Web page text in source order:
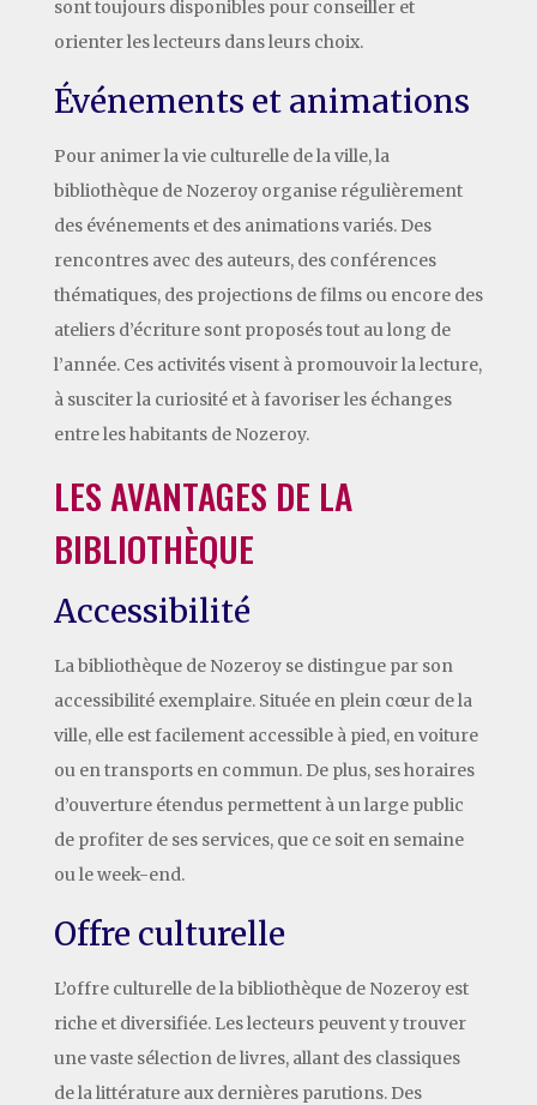
sont toujours disponibles pour conseiller et
orienter les lecteurs dans leurs choix.
Événements et animations
Pour animer la vie culturelle de la ville, la
bibliothèque de Nozeroy organise régulièrement
des événements et des animations variés. Des
rencontres avec des auteurs, des conférences
thématiques, des projections de films ou encore des
ateliers d’écriture sont proposés tout au long de
l’année. Ces activités visent à promouvoir la lecture,
à susciter la curiosité et à favoriser les échanges
entre les habitants de Nozeroy.
LES AVANTAGES DE LA
BIBLIOTHÈQUE
Accessibilité
La bibliothèque de Nozeroy se distingue par son
accessibilité exemplaire. Située en plein cœur de la
ville, elle est facilement accessible à pied, en voiture
ou en transports en commun. De plus, ses horaires
d’ouverture étendus permettent à un large public
de profiter de ses services, que ce soit en semaine
ou le week-end.
Offre culturelle
L’offre culturelle de la bibliothèque de Nozeroy est
riche et diversifiée. Les lecteurs peuvent y trouver
une vaste sélection de livres, allant des classiques
de la littérature aux dernières parutions. Des